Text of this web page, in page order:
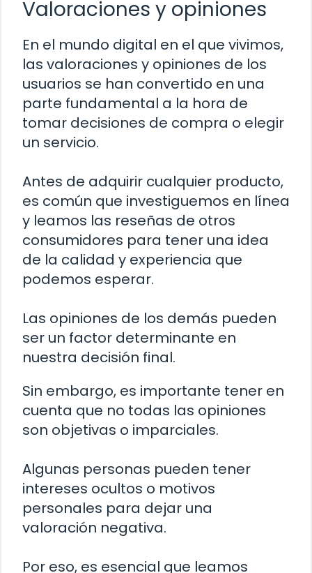
Valoraciones y opiniones
En el mundo digital en el que vivimos,
las valoraciones y opiniones de los
usuarios se han convertido en una
parte fundamental a la hora de
tomar decisiones de compra o elegir
un servicio.
Antes de adquirir cualquier producto,
es común que investiguemos en línea
y leamos las reseñas de otros
consumidores para tener una idea
de la calidad y experiencia que
podemos esperar.
Las opiniones de los demás pueden
ser un factor determinante en
nuestra decisión final.
Sin embargo, es importante tener en
cuenta que no todas las opiniones
son objetivas o imparciales.
Algunas personas pueden tener
intereses ocultos o motivos
personales para dejar una
valoración negativa.
Por eso, es esencial que leamos